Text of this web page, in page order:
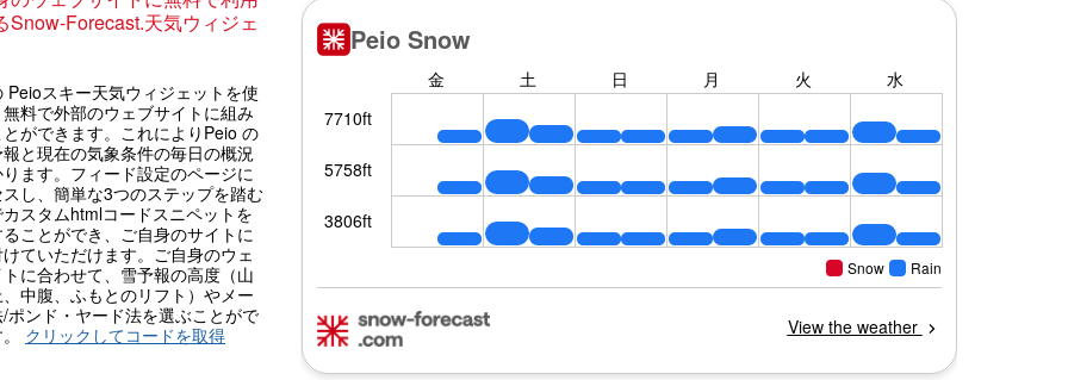
Snow-Forecast.天気ウィジェ
Peioスキー天気ウィジェットを使
無料で外部のウェブサイトに組み
ができます。これによりPeio の
と現在の気象条件の毎日の概況
ます。フィード設定のページに
し、簡単な3つのステップを踏む
スタムhtmlコードスニペットを
ことができ、ご自身のサイトに
ていただけます。ご自身のウェ
に合わせて、雪予報の高度（山
中腹、ふもとのリフト）やメー
/ポンド・ヤード法を選ぶことがで
クリックしてコードを取得